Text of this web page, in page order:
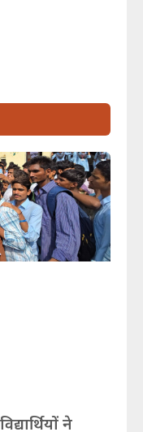
ने